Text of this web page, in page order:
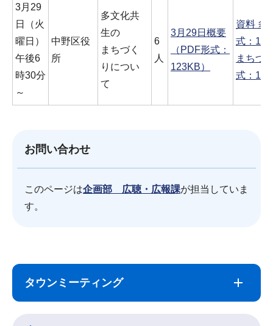
3月29
日（火
曜日）
午後6
時30分
～
中野区役
所
多文化共
生の
まちづく
りについ
て
6
人
3月29日概要
（PDF形式：
123KB）
資料 多
式：
まちづ
式：
お問い合わせ
このページは企画部 広聴・広報課が担当していま
す。
こ
タウンミーティング